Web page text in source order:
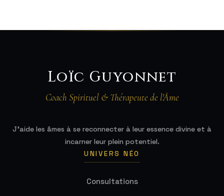
Loïc Guyonnet
Coach Spirituel & Thérapeute de l'Âme
J'aide les âmes à se reconnecter à leur essence divine et à
incarner leur plein potentiel.
UNIVERS NÉO
Consultations